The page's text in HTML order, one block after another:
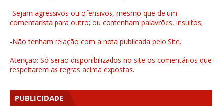
-Sejam agressivos ou ofensivos, mesmo que de um
comentarista para outro; ou contenham palavrões, insultos;
-Não tenham relação com a nota publicada pelo Site.
Atenção: Só serão disponibilizados no site os comentários que
respeitarem as regras acima expostas.
PUBLICIDADE